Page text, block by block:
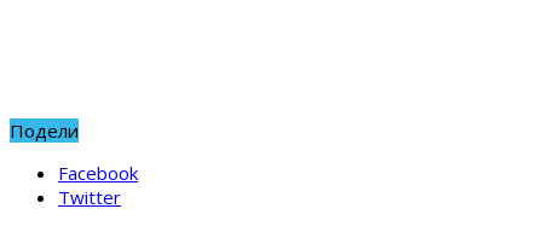
Подели
Facebook
Twitter